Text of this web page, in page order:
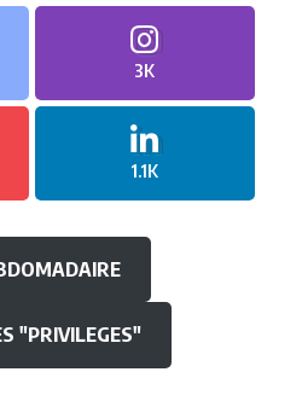
3K
1.1K
"PRIVILEGES"